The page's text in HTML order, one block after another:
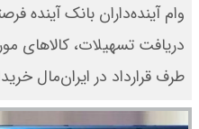
وام آینده‌داران بانک آینده
دریافت تسهیلات، کالاهای
طرف قرارداد در ایران‌مال